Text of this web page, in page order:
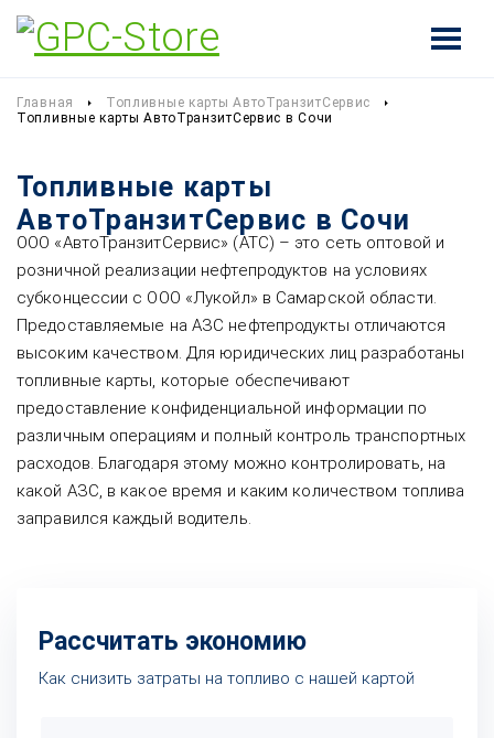
Главная
Топливные карты АвтоТранзитСервис
Топливные карты АвтоТранзитСервис в Сочи
Топливные карты
АвтоТранзитСервис в Сочи
ООО «АвтоТранзитСервис» (АТС) – это сеть оптовой и
розничной реализации нефтепродуктов на условиях
субконцессии с ООО «Лукойл» в Самарской области.
Предоставляемые на АЗС нефтепродукты отличаются
высоким качеством. Для юридических лиц разработаны
топливные карты, которые обеспечивают
предоставление конфиденциальной информации по
различным операциям и полный контроль транспортных
расходов. Благодаря этому можно контролировать, на
какой АЗС, в какое время и каким количеством топлива
заправился каждый водитель.
Рассчитать экономию
Как снизить затраты на топливо с нашей картой